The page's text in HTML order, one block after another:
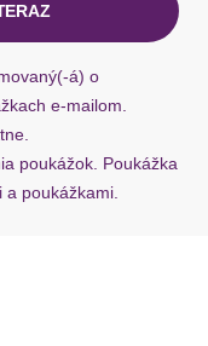
á) o
e-mailom.
poukážok. Poukážka
a poukážkami.